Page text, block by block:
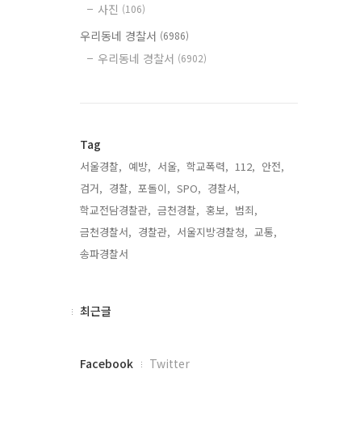
사진 (106)
우리동네 경찰서 (6986)
우리동네 경찰서 (6902)
Tag
서울경찰, 예방, 서울, 학교폭력, 112, 안전,
검거, 경찰, 포돌이, SPO, 경찰서,
학교전담경찰관, 금천경찰, 홍보, 범죄,
금천경찰서, 경찰관, 서울지방경찰청, 교통,
송파경찰서,
최
최근글
페
Facebook Twitter